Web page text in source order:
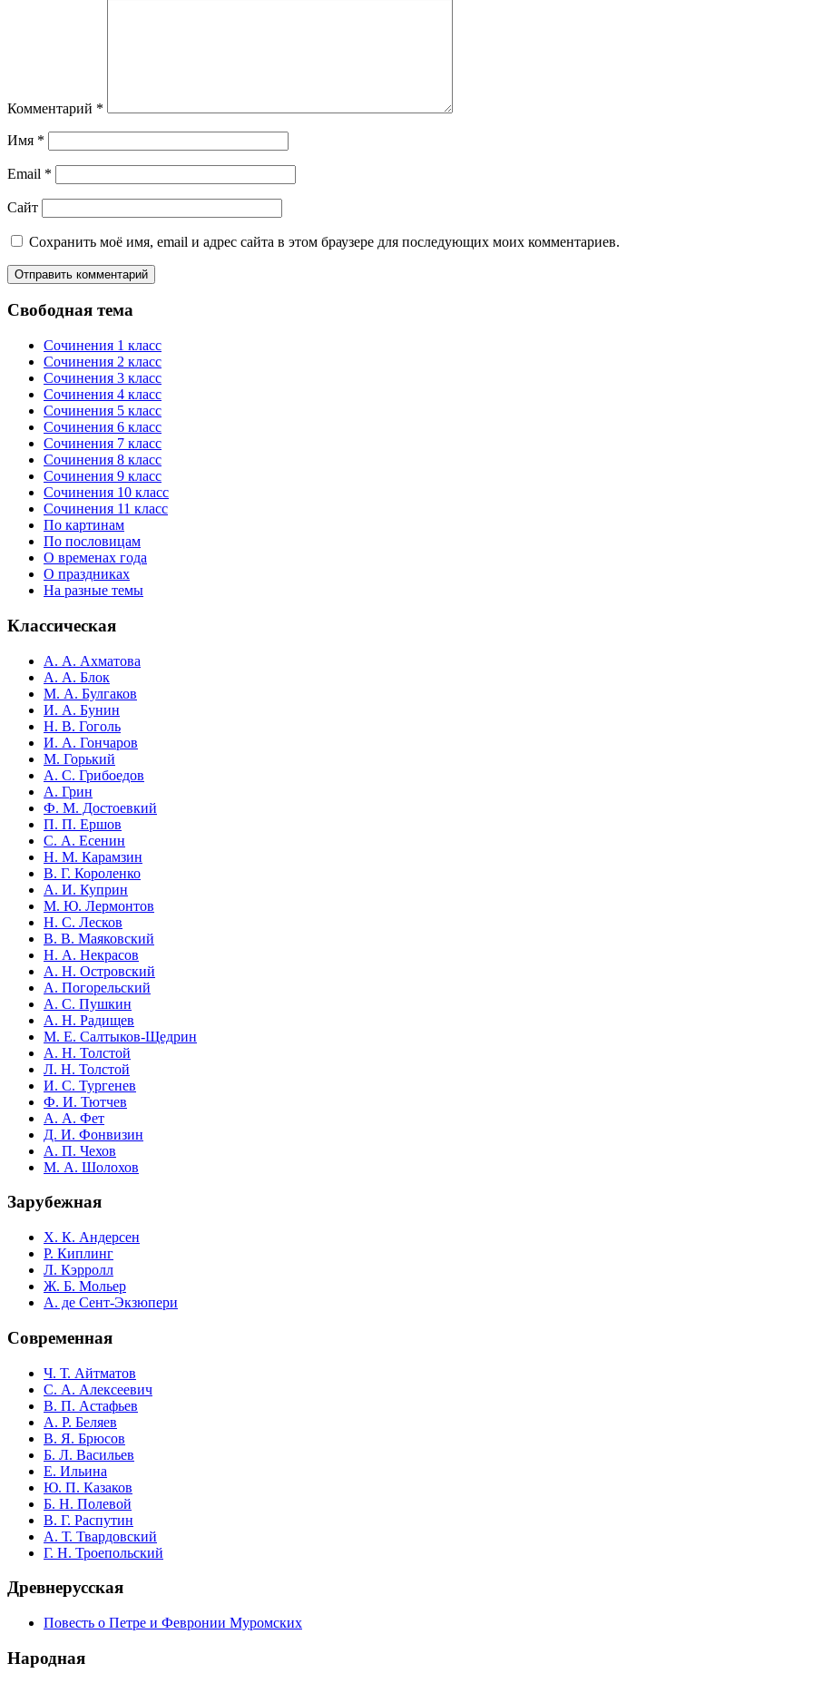
Комментарий *
Имя *
Email *
Сайт
Сохранить моё имя, email и адрес сайта в этом браузере для последующих моих комментариев.
Свободная тема
Сочинения 1 класс
Сочинения 2 класс
Сочинения 3 класс
Сочинения 4 класс
Сочинения 5 класс
Сочинения 6 класс
Сочинения 7 класс
Сочинения 8 класс
Сочинения 9 класс
Сочинения 10 класс
Сочинения 11 класс
По картинам
По пословицам
О временах года
О праздниках
На разные темы
Классическая
А. А. Ахматова
А. А. Блок
М. А. Булгаков
И. А. Бунин
Н. В. Гоголь
И. А. Гончаров
М. Горький
А. С. Грибоедов
А. Грин
Ф. М. Достоевкий
П. П. Ершов
С. А. Есенин
Н. М. Карамзин
В. Г. Короленко
А. И. Куприн
М. Ю. Лермонтов
Н. С. Лесков
В. В. Маяковский
Н. А. Некрасов
А. Н. Островский
А. Погорельский
А. С. Пушкин
А. Н. Радищев
М. Е. Салтыков-Щедрин
А. Н. Толстой
Л. Н. Толстой
И. С. Тургенев
Ф. И. Тютчев
А. А. Фет
Д. И. Фонвизин
А. П. Чехов
М. А. Шолохов
Зарубежная
Х. К. Андерсен
Р. Киплинг
Л. Кэрролл
Ж. Б. Мольер
А. де Сент-Экзюпери
Современная
Ч. Т. Айтматов
С. А. Алексеевич
В. П. Астафьев
А. Р. Беляев
В. Я. Брюсов
Б. Л. Васильев
Е. Ильина
Ю. П. Казаков
Б. Н. Полевой
В. Г. Распутин
А. Т. Твардовский
Г. Н. Троепольский
Древнерусская
Повесть о Петре и Февронии Муромских
Народная